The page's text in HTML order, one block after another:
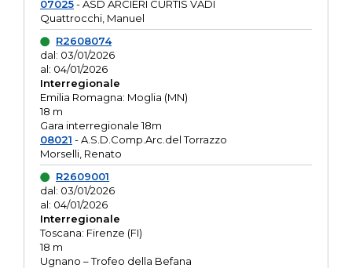
07025- ASD ARCIERI CURTIS VADI
Quattrocchi, Manuel
R2608074
dal: 03/01/2026
al: 04/01/2026
Interregionale
Emilia Romagna: Moglia (MN)
18 m
Gara interregionale 18m
08021 - A.S.D.Comp.Arc.del Torrazzo
Morselli, Renato
R2609001
dal: 03/01/2026
al: 04/01/2026
Interregionale
Toscana: Firenze (FI)
18 m
Ugnano – Trofeo della Befana